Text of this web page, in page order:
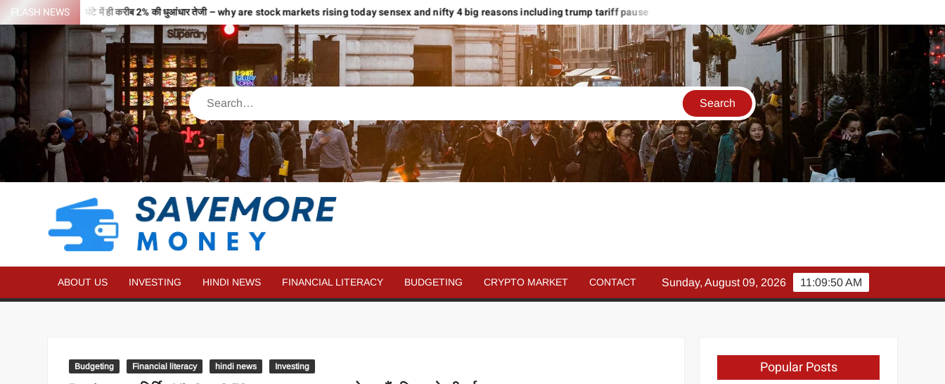
FLASH NEWS
से भरी उड़ान…2 घंटे में ही करीब 2% की धुआंधार तेजी – why are stock markets rising today sensex and nifty 4 big reasons including trump tariff pause
MORE
MONEY
ABOUT US INVESTING HINDI NEWS FINANCIAL LITERACY BUDGETING CRYPTO MARKET CONTACT 11:09:50 AM
Sunday, August 09, 2026
Budgeting Financial literacy hindi news Investing Popular Posts